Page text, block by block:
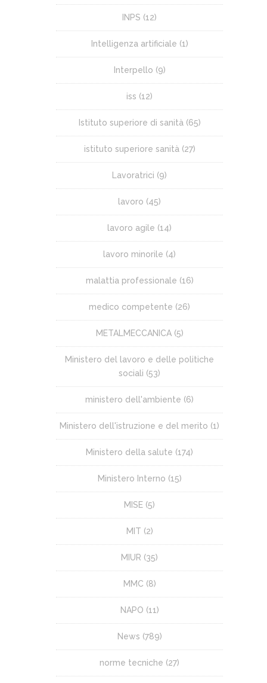
INPS (12)
Intelligenza artificiale (1)
Interpello (9)
iss (12)
Istituto superiore di sanità (65)
istituto superiore sanità (27)
Lavoratrici (9)
lavoro (45)
lavoro agile (14)
lavoro minorile (4)
malattia professionale (16)
medico competente (26)
METALMECCANICA(5)
Ministero del lavoro e delle politiche
sociali (53)
ministero dell'ambiente (6)
Ministero dell'istruzione e del merito (1)
Ministero della salute (174)
Ministero Interno (15)
MISE (5)
MIT (2)
MIUR (35)
MMC (8)
NAPO (11)
News (789)
norme tecniche (27)